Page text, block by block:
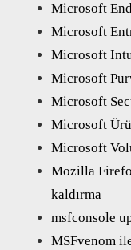
Microsoft
Microsoft
Microsoft
Microsoft
Microsoft
Microsoft
Microsoft
Mozilla
kaldırma
msfconsole
MSFvenom